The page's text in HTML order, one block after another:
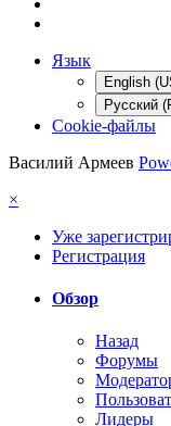
Язык
English
Русский
Cookie-файлы
Василий Армеев
×
Уже
Регистрация
Обзор
Назад
Форумы
Лидеры